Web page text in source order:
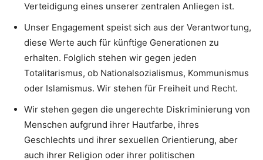
Verteidigung eines unserer zentralen Anliegen ist.
Unser Engagement speist sich aus der Verantwortung,
diese Werte auch für künftige Generationen zu
erhalten. Folglich stehen wir gegen jeden
Totalitarismus, ob Nationalsozialismus, Kommunismus
oder Islamismus. Wir stehen für Freiheit und Recht.
Wir stehen gegen die ungerechte Diskriminierung von
Menschen aufgrund ihrer Hautfarbe, ihres
Geschlechts und ihrer sexuellen Orientierung, aber
auch ihrer Religion oder ihrer politischen